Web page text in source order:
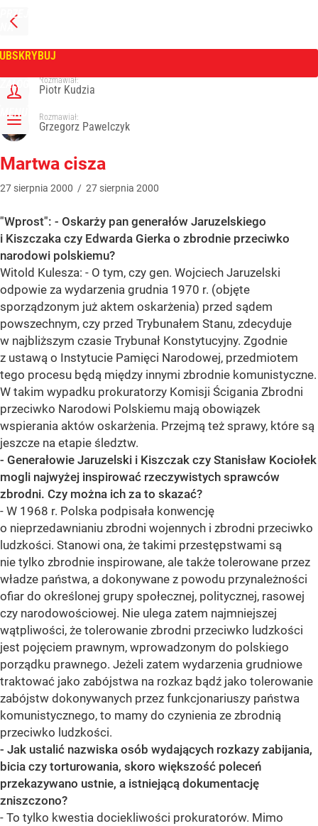
PRZEJDŹ
NA
GŁÓWNĄ
ZALOGUJ
MENU
Tygodnik Wprost
Rozmawiał:
Piotr Kudzia
Rozmawiał:
Grzegorz Pawelczyk
Martwa cisza
27 sierpnia 2000 / 27 sierpnia 2000
"Wprost": - Oskarży pan generałów Jaruzelskiego
i Kiszczaka czy Edwarda Gierka o zbrodnie przeciwko
narodowi polskiemu?
Witold Kulesza: - O tym, czy gen. Wojciech Jaruzelski
odpowie za wydarzenia grudnia 1970 r. (objęte
sporządzonym już aktem oskarżenia) przed sądem
powszechnym, czy przed Trybunałem Stanu, zdecyduje
w najbliższym czasie Trybunał Konstytucyjny. Zgodnie
z ustawą o Instytucie Pamięci Narodowej, przedmiotem
tego procesu będą między innymi zbrodnie komunistyczne.
W takim wypadku prokuratorzy Komisji Ścigania Zbrodni
przeciwko Narodowi Polskiemu mają obowiązek
wspierania aktów oskarżenia. Przejmą też sprawy, które są
jeszcze na etapie śledztw.
- Generałowie Jaruzelski i Kiszczak czy Stanisław Kociołek
mogli najwyżej inspirować rzeczywistych sprawców
zbrodni. Czy można ich za to skazać?
- W 1968 r. Polska podpisała konwencję
o nieprzedawnianiu zbrodni wojennych i zbrodni przeciwko
ludzkości. Stanowi ona, że takimi przestępstwami są
nie tylko zbrodnie inspirowane, ale także tolerowane przez
władze państwa, a dokonywane z powodu przynależności
ofiar do określonej grupy społecznej, politycznej, rasowej
czy narodowościowej. Nie ulega zatem najmniejszej
wątpliwości, że tolerowanie zbrodni przeciwko ludzkości
jest pojęciem prawnym, wprowadzonym do polskiego
porządku prawnego. Jeżeli zatem wydarzenia grudniowe
traktować jako zabójstwa na rozkaz bądź jako tolerowanie
zabójstw dokonywanych przez funkcjonariuszy państwa
komunistycznego, to mamy do czynienia ze zbrodnią
przeciwko ludzkości.
- Jak ustalić nazwiska osób wydających rozkazy zabijania,
bicia czy torturowania, skoro większość poleceń
przekazywano ustnie, a istniejącą dokumentację
zniszczono?
- To tylko kwestia dociekliwości prokuratorów. Mimo